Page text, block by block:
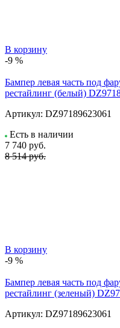
В корзину
-9 %
Бампер левая часть под
рестайлинг (белый)
Артикул: DZ97189623061
Есть в наличии
7 740 руб.
8 514 руб.
В корзину
-9 %
Бампер левая часть под
рестайлинг (зеленый)
Артикул: DZ97189623061